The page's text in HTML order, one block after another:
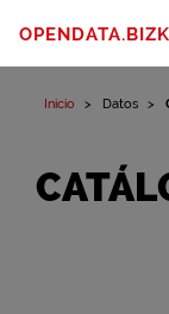
Inicio Datos